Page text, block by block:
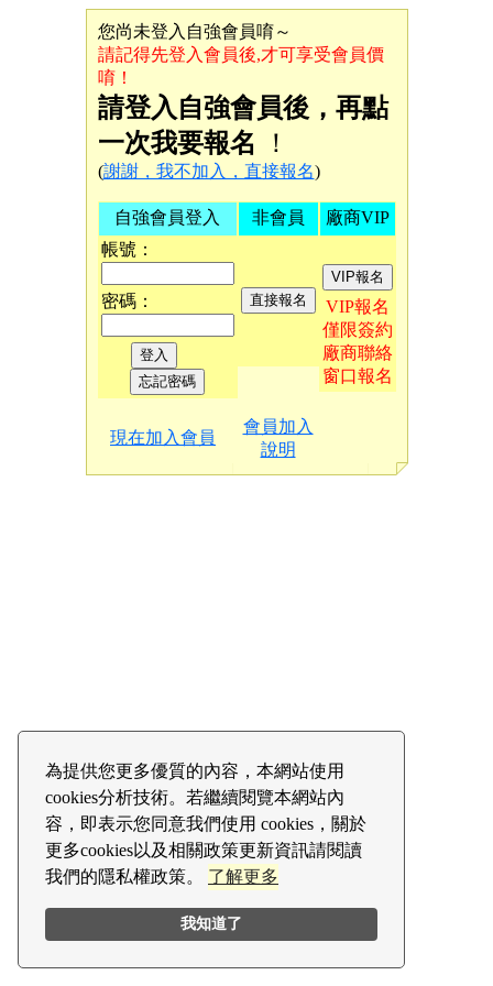
為提供您更多優質的內容，本網站使用
cookies分析技術。若繼續閱覽本網站內
容，即表示您同意我們使用 cookies，關於
更多cookies以及相關政策更新資訊請閱讀
我們的隱私權政策。 了解更多
我知道了
您尚未登入自強會員唷～
請記得先登入會員後,才可享受會員價
唷！
請登入自強會員後，再點
一次我要報名 ！
(謝謝，我不加入，直接報名)
自強會員登入
帳號：
密碼：
非會員 廠商VIP
VIP報名
僅限簽約
廠商聯絡
窗口報名
現在加入會員
會員加入
說明